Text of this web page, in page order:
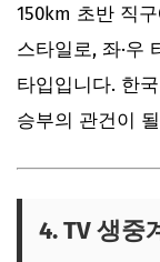
150km 초반 직
스타일로, 좌·우
타입입니다. 한
승부의 관건이
4. TV 생중